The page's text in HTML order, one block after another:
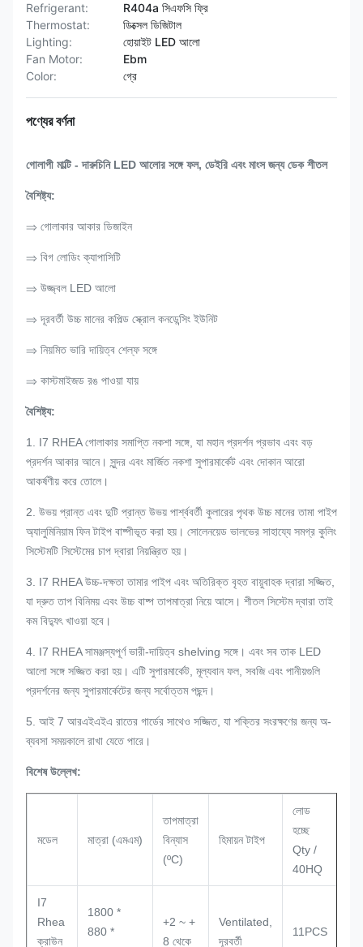
Refrigerant:
R404a সিএফসি ফ্রি
Thermostat:
ডিক্সেল ডিজিটাল
Lighting:
হোয়াইট LED আলো
Fan Motor:
Ebm
Color:
গ্রে
পণ্যের বর্ণনা
গোলাপী মাল্টি - দারুচিনি LED আলোর সঙ্গে ফল, ডেইরি এবং মাংস জন্য ডেক শীতল
বৈশিষ্ট্য:
⇒ গোলাকার আকার ডিজাইন
⇒ বিগ লোডিং ক্যাপাসিটি
⇒ উজ্জ্বল LED আলো
⇒ দূরবর্তী উচ্চ মানের কপিল্ড স্ক্রোল কনডেন্সিং ইউনিট
⇒ নিয়মিত ভারি দায়িত্ব শেল্ফ সঙ্গে
⇒ কাস্টমাইজড রঙ পাওয়া যায়
বৈশিষ্ট্য:
1. I7 RHEA গোলাকার সমাপ্তি নকশা সঙ্গে, যা মহান প্রদর্শন প্রভাব এবং বড়
প্রদর্শন আকার আনে। সুন্দর এবং মার্জিত নকশা সুপারমার্কেট এবং দোকান আরো
আকর্ষণীয় করে তোলে।
2. উভয় প্রান্ত এবং দুটি প্রান্ত উভয় পার্শ্ববর্তী কুলারের পৃথক উচ্চ মানের তামা পাইপ
অ্যালুমিনিয়াম ফিন টাইপ বাষ্পীভূত করা হয়। সোলেনয়েড ভালভের সাহায্যে সমগ্র কুলিং
সিস্টেমটি সিস্টেমের চাপ দ্বারা নিয়ন্ত্রিত হয়।
3. I7 RHEA উচ্চ-দক্ষতা তামার পাইপ এবং অতিরিক্ত বৃহত বায়ুবাহক দ্বারা সজ্জিত,
যা দ্রুত তাপ বিনিময় এবং উচ্চ বাষ্প তাপমাত্রা নিয়ে আসে। শীতল সিস্টেম দ্বারা তাই
কম বিদ্যুৎ খাওয়া হবে।
4. I7 RHEA সামঞ্জস্যপূর্ণ ভারী-দায়িত্ব shelving সঙ্গে। এবং সব তাক LED
আলো সঙ্গে সজ্জিত করা হয়। এটি সুপারমার্কেট, মূল্যবান ফল, সবজি এবং পানীয়গুলি
প্রদর্শনের জন্য সুপারমার্কেটের জন্য সর্বোত্তম পছন্দ।
5. আই 7 আরএইএইএ রাতের গার্ডের সাথেও সজ্জিত, যা শক্তির সংরক্ষণের জন্য অ-
ব্যবসা সময়কালে রাখা যেতে পারে।
বিশেষ উল্লেখ:
মডেল মাত্রা (এমএম)
তাপমাত্রা
বিন্যাস
(ºC)
হিমায়ন টাইপ
লোড
হচ্ছে
Qty /
40HQ
I7
Rhea
ক্রাউন
1800 *
880 *
+2 ~ +
8 থেকে
Ventilated,
দূরবর্তী
11PCS